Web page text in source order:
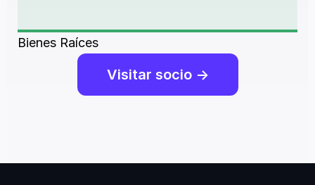
Bienes Raíces
Visitar socio ->